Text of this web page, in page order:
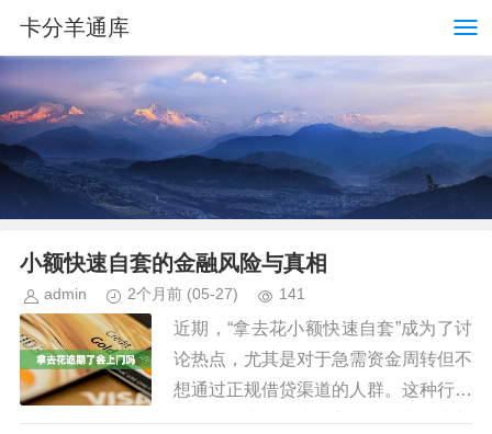
卡分羊通库
小额快速自套的金融风险与真相
admin 2个月前 (05-27) 141
近期，“拿去花小额快速自套”成为了讨
论热点，尤其是对于急需资金周转但不
想通过正规借贷渠道的人群。这种行为
虽然表面上看似快捷方便，但实际上蕴